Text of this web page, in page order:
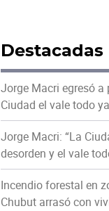
Destacadas
Jorge Macri egresó a
Ciudad el vale todo
Jorge Macri: “La
desorden y el vale
Incendio forestal en
Chubut arrasó con